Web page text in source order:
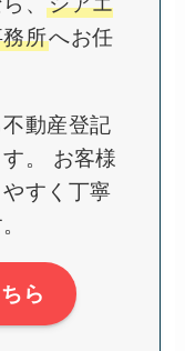
所へお任
動産登記
。 お客様
すく丁寧
ら